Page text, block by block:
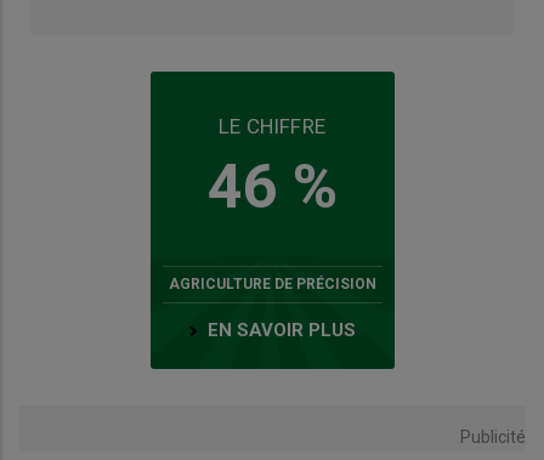
LE CHIFFRE
46 %
AGRICULTURE DE PRÉCISION
EN SAVOIR PLUS
Publicité